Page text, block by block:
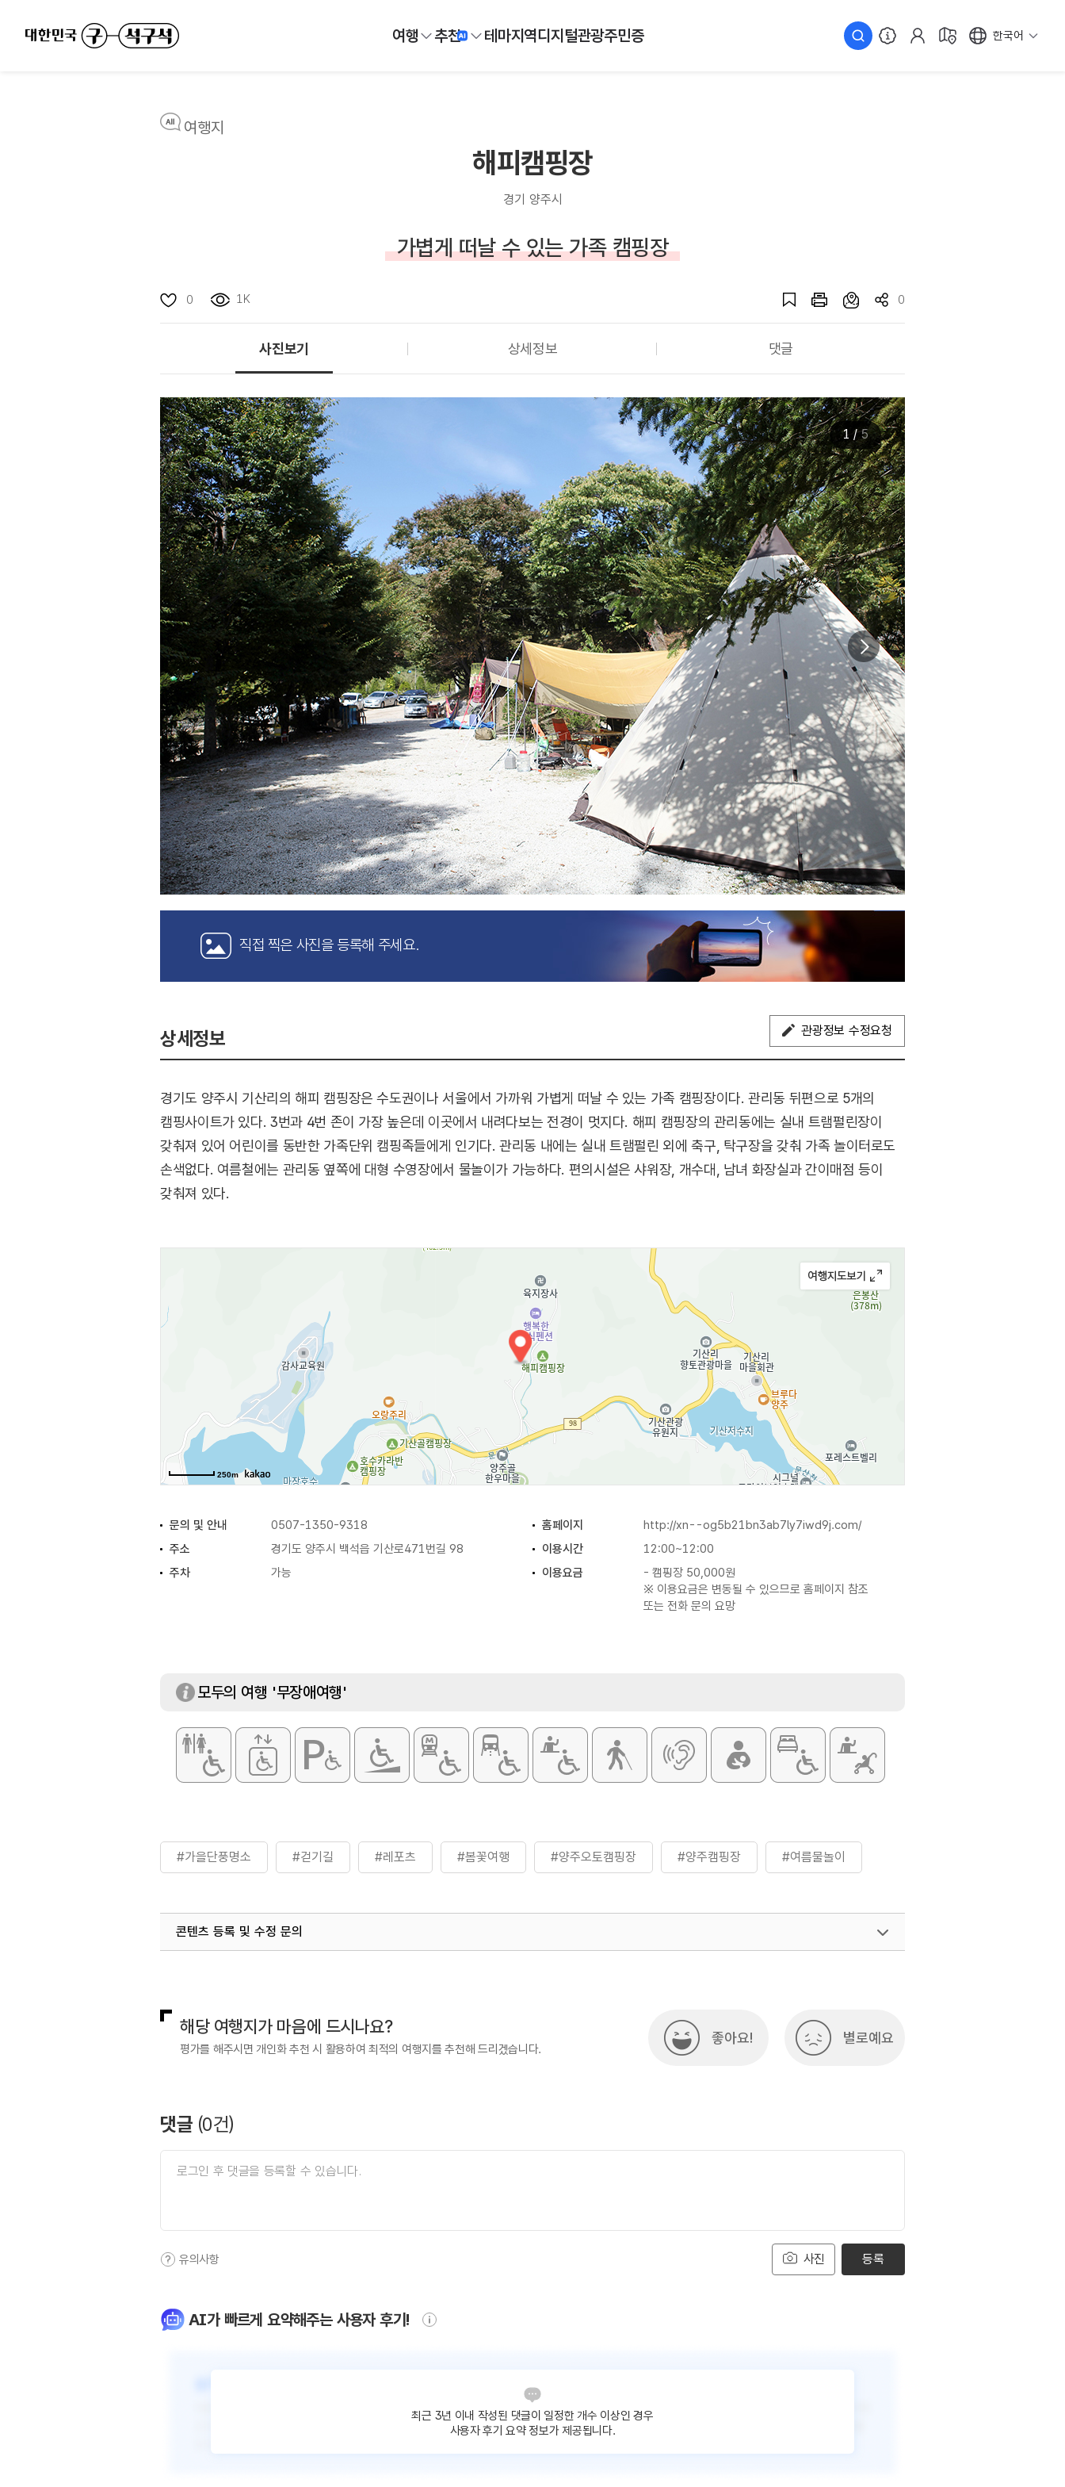
여행 추천 테마지역디지털관광주민증 한국어
여행지
해피캠핑장
경기 양주시
가볍게 떠날 수 있는 가족 캠핑장
0 1K 0
사진보기 상세정보 댓글
1 /5
직접 찍은 사진을 등록해 주세요.
상세정보 관광정보 수정요청
경기도 양주시 기산리의 해피 캠핑장은 수도권이나 서울에서 가까워 가볍게 떠날 수 있는 가족 캠핑장이다. 관리동 뒤편으로 5개의
캠핑사이트가 있다. 3번과 4번 존이 가장 높은데 이곳에서 내려다보는 전경이 멋지다. 해피 캠핑장의 관리동에는 실내 트램펄린장이
갖춰져 있어 어린이를 동반한 가족단위 캠핑족들에게 인기다. 관리동 내에는 실내 트램펄린 외에 축구, 탁구장을 갖춰 가족 놀이터로도
손색없다. 여름철에는 관리동 옆쪽에 대형 수영장에서 물놀이가 가능하다. 편의시설은 샤워장, 개수대, 남녀 화장실과 간이매점 등이
갖춰져 있다.
250m
문의 및 안내 0507-1350-9318 홈페이지
http://xn--og5b21bn3ab7ly7iwd9j.com/
주소
경기도 양주시 백석읍 기산로471번길 98 이용시간
12:00~12:00
주차
가능 이용요금
- 캠핑장 50,000원
※ 이용요금은 변동될 수 있으므로 홈페이지 참조
또는 전화 문의 요망
모두의 여행 '무장애여행'
#가을단풍명소 #걷기길 #레포츠 #봄꽃여행 #양주오토캠핑장 #양주캠핑장 #여름물놀이
콘텐츠 등록 및 수정 문의
해당 여행지가 마음에 드시나요?
평가를 해주시면 개인화 추천 시 활용하여 최적의 여행지를 추천해 드리겠습니다.
좋아요! 별로예요
댓글 (0건)
사진
유의사항 등록
AI가 빠르게 요약해주는 사용자 후기!
최근 3년 이내 작성된 댓글이 일정한 개수 이상인 경우
사용자 후기 요약 정보가 제공됩니다.